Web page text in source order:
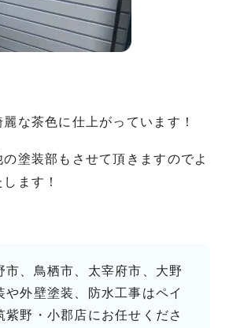
な茶色に仕上がっています！
塗装部もさせて頂きますのでよ
ます！
市、鳥栖市、太宰府市、大野
や外壁塗装、防水工事はペイ
紫野・小郡店にお任せくださ